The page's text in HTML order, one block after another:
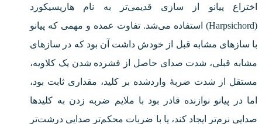
اختراع پیانو از سازی قدیمی‌تر به نام هارپسیکورد
(Harpsichord) استفاده می‌شد. تفاوت عمده و مهمی که پیانو
با سازهای مشابه قبل از خودش داشت آن بود که در سازهای
مشابه قبلی، شدت صدای حاصل از فشرده شدن یک کلاویه،
مستقل از شدت ضربهٔ واردشده بر کلید، مقداری ثابت بود،
اما در پیانو نوازنده قادر بود با ملایم ضربه زدن به کلیدها
صدایی نرم‌تر ایجاد کند، یا با ضربات محکم‌تر صدایی درشت‌تر